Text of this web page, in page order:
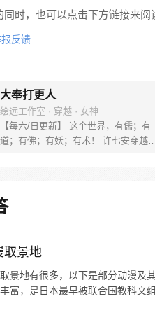
同时，也可以点击下方链接来阅
反馈
大奉打更人
绘远工作室 · 穿越 · 女神
【每六/日更新】 这个世界，有儒；有
道；有佛；有妖；有术！ 许七安穿越醒
果…… 改编自阅文集团作者卖报小郎君
同名小说 QQ群号：799493374
取景地
景地有很多，以下是部分动漫及
富，是日本最早被联合国教科文